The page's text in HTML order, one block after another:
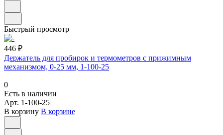
Быстрый просмотр
446 ₽
Держатель для пробирок и термометров с прижимным
механизмом, 0-25 мм, 1-100-25
0
Есть в наличии
Арт. 1-100-25
В корзину В корзине